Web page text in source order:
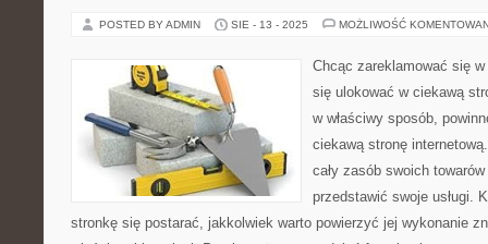
POSTED BY ADMIN SIE - 13 - 2025 MOŻLIWOŚĆ
Chcąc zareklamować się
się ulokować w ciekawą
w właściwy sposób,
ciekawą stronę
cały zasób swoich
przedstawić swoje usługi.
stronkę się postarać, jakkolwiek warto powierzyć jej wykonanie